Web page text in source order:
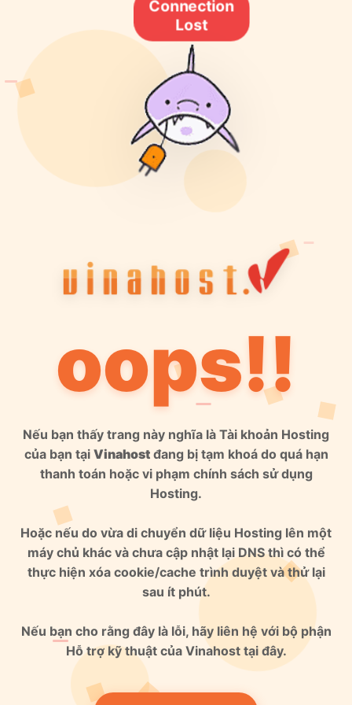
oops!!
Nếu bạn thấy trang này nghĩa là Tài khoản Hosting
của bạn tại Vinahostđang bị tạm khoá do quá hạn
thanh toán hoặc vi phạm chính sách sử dụng
Hosting.
Hoặc nếu do vừa di chuyển dữ liệu Hosting lên một
máy chủ khác và chưa cập nhật lại DNS thì có thể
thực hiện xóa cookie/cache trình duyệt và thử lại
sau ít phút.
Nếu bạn cho rằng đây là lỗi, hãy liên hệ với bộ phận
Hỗ trợ kỹ thuật của Vinahost tại đây.
Connection
Lost